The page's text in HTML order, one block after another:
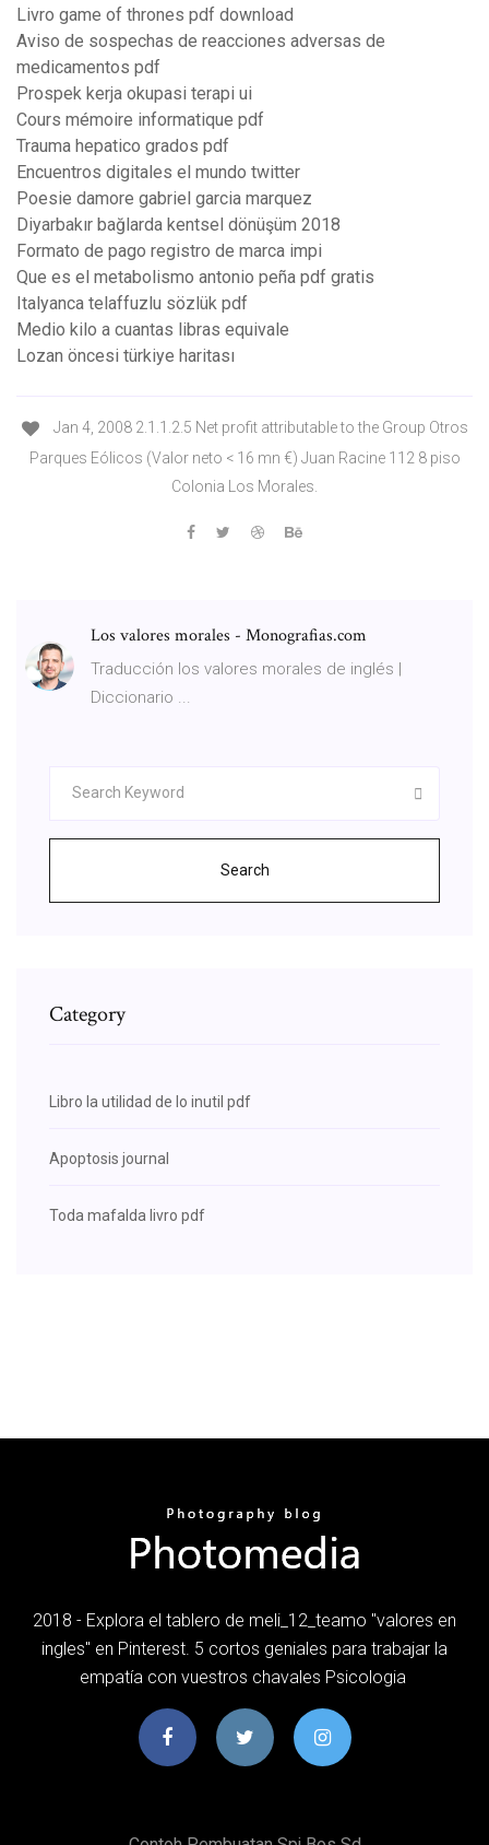
Livro game of thrones pdf download
Aviso de sospechas de reacciones adversas de
medicamentos pdf
Prospek kerja okupasi terapi ui
Cours mémoire informatique pdf
Trauma hepatico grados pdf
Encuentros digitales el mundo twitter
Poesie damore gabriel garcia marquez
Diyarbakır bağlarda kentsel dönüşüm 2018
Formato de pago registro de marca impi
Que es el metabolismo antonio peña pdf gratis
Italyanca telaffuzlu sözlük pdf
Medio kilo a cuantas libras equivale
Lozan öncesi türkiye haritası
Jan 4, 2008 2.1.1.2.5 Net profit attributable to the Group Otros
Parques Eólicos (Valor neto < 16 mn €) Juan Racine 112 8 piso
Colonia Los Morales.
Los valores morales - Monografias.com
Traducción los valores morales de inglés |
Diccionario ...
Search
Category
Libro la utilidad de lo inutil pdf
Apoptosis journal
Toda mafalda livro pdf
2018 - Explora el tablero de meli_12_teamo "valores en
ingles" en Pinterest. 5 cortos geniales para trabajar la
empatía con vuestros chavales Psicologia